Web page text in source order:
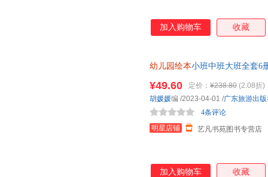
加入购物车 收藏
幼儿园绘本小班中班大班全套6
¥49.60 定价： ¥238.80 (2.08折)
明星店铺 艺凡书苑图书专营店
4条评论
胡媛媛编 /2023-04-01 /广东旅游出
加入购物车 收藏